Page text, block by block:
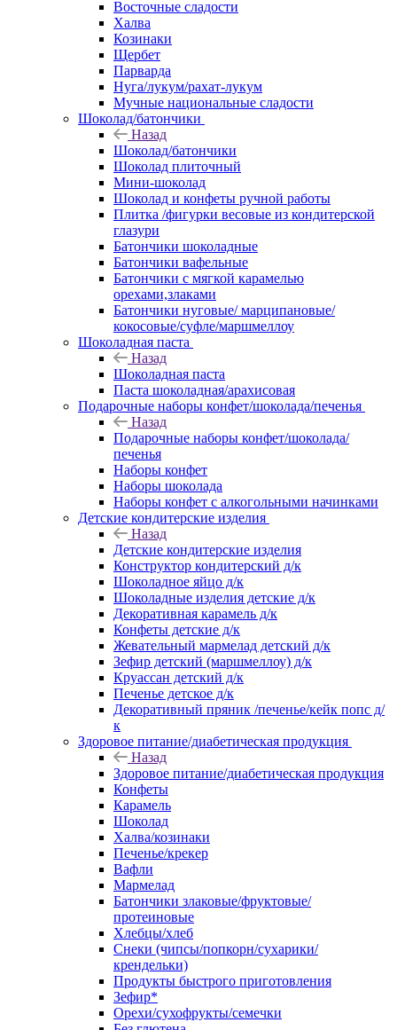
Восточные сладости
Халва
Козинаки
Щербет
Парварда
Нуга/лукум/рахат-лукум
Мучные национальные сладости
Шоколад/батончики
Назад
Шоколад/батончики
Шоколад плиточный
Мини-шоколад
Шоколад и конфеты ручной работы
Плитка /фигурки весовые из кондитерской
глазури
Батончики шоколадные
Батончики вафельные
Батончики с мягкой карамелью
орехами,злаками
Батончики нуговые/ марципановые/
кокосовые/суфле/маршмеллоу
Шоколадная паста
Назад
Шоколадная паста
Паста шоколадная/арахисовая
Подарочные наборы конфет/шоколада/печенья
Назад
Подарочные наборы конфет/шоколада/
печенья
Наборы конфет
Наборы шоколада
Наборы конфет с алкогольными начинками
Детские кондитерские изделия
Назад
Детские кондитерские изделия
Конструктор кондитерский д/к
Шоколадное яйцо д/к
Шоколадные изделия детские д/к
Декоративная карамель д/к
Конфеты детские д/к
Жевательный мармелад детский д/к
Зефир детский (маршмеллоу) д/к
Круассан детский д/к
Печенье детское д/к
Декоративный пряник /печенье/кейк попс д/
к
Здоровое питание/диабетическая продукция
Назад
Здоровое питание/диабетическая продукция
Конфеты
Карамель
Шоколад
Халва/козинаки
Печенье/крекер
Вафли
Мармелад
Батончики злаковые/фруктовые/
протеиновые
Хлебцы/хлеб
Снеки (чипсы/попкорн/сухарики/
крендельки)
Продукты быстрого приготовления
Зефир*
Орехи/сухофрукты/семечки